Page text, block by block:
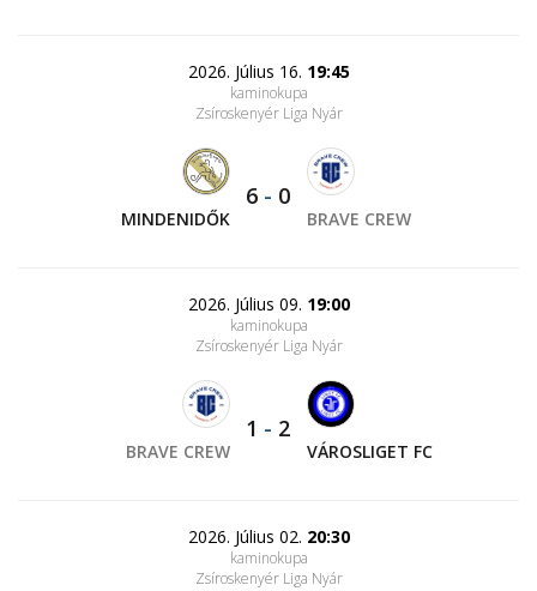
2026. Július 16. 19:45
kaminokupa
Zsíroskenyér Liga Nyár
MINDENIDŐK
6 - 0
BRAVE CREW
2026. Július 09. 19:00
kaminokupa
Zsíroskenyér Liga Nyár
BRAVE CREW
1 - 2
VÁROSLIGET FC
2026. Július 02. 20:30
kaminokupa
Zsíroskenyér Liga Nyár